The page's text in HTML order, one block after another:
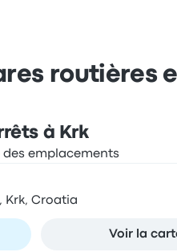
routières
à Krk
Krk, Croatia
Voir la